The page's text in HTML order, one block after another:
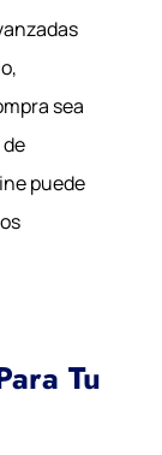
sea
puede
Tu